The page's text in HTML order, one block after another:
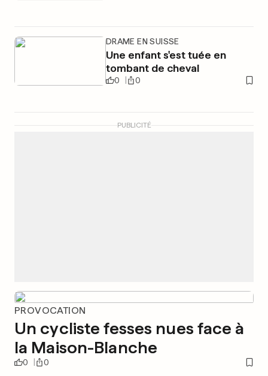
DRAME EN SUISSE
Une enfant s'est tuée en
tombant de cheval
0 0
PUBLICITÉ
PROVOCATION
Un cycliste fesses nues face à
la Maison-Blanche
0 0